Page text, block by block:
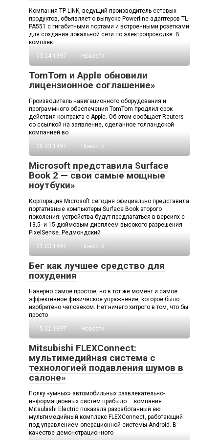
Компания TP-LINK, ведущий производитель сетевых
продуктов, объявляет о выпуске Powerline-адаптеров TL-
PA551 с гигабитными портами и встроенными розетками
для создания локальной сети по электропроводке. В
комплект
03.04.1897
Новости
TomTom и Apple обновили
лицензионное соглашение»
Производитель навигационного оборудования и
программного обеспечения TomTom продлил срок
действия контракта с Apple. Об этом сообщает Reuters
со ссылкой на заявление, сделанное голландской
компанией во
05.03.1897
Новости
Microsoft представила Surface
Book 2 — свои самые мощные
ноутбуки»
Корпорация Microsoft сегодня официально представила
портативные компьютеры Surface Book второго
поколения: устройства будут предлагаться в версиях с
13,5- и 15-дюймовым дисплеем высокого разрешения
PixelSense. Редмондский
01.03.1897
Новости
Бег как лучшее средство для
похудения
Наверно самое простое, но в тот же момент и самое
эффективное физическое упражнение, которое было
изобретено человеком. Нет ничего хитрого в том, что бы
просто
15.02.1897
Новости
Mitsubishi FLEXConnect:
мультимедийная система с
технологией подавления шумов в
салоне»
Полку «умных» автомобильных развлекательно-
информационных систем прибыло — компания
Mitsubishi Electric показала разработанный ею
мультимедийный комплекс FLEXConnect, работающий
под управлением операционной системы Android. В
качестве демонстрационного